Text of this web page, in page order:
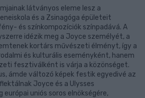
látványos eleme lesz a
és a Zsinagóga épületeit
és színkompozíciók színpadává. A
idézik meg a Joyce személyét, a
kortárs művészeti élményt, így a
és kulturális eseményként, hanem
fesztiválként is várja a közönséget.
ámde változó képek festik egyedivé az
Joyce és a Ulysses
európai uniós soros elnökségére,